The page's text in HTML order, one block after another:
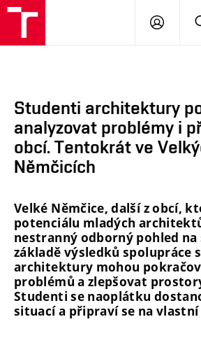
Studenti architektury
analyzovat problémy i
obcí. Tentokrát ve
Němčicích
Velké Němčice, další z obcí,
potenciálu mladých
nestranný odborný pohled na
základě výsledků spolupráce
architektury mohou
problémů a zlepšovat
Studenti se naoplátku
situací a připraví se na